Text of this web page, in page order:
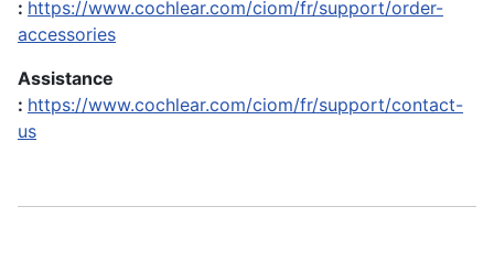
: https://www.cochlear.com/ciom/fr/support/order-
accessories
Assistance
: https://www.cochlear.com/ciom/fr/support/contact-
us